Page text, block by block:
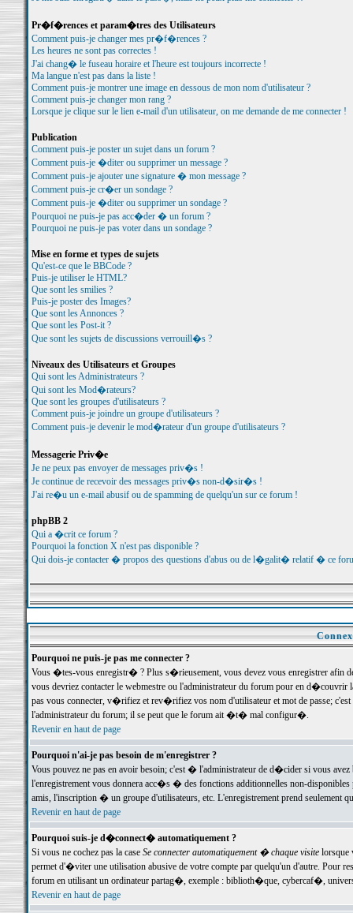
Pr�f�rences et param�tres des Utilisateurs
Comment puis-je changer mes pr�f�rences ?
Les heures ne sont pas correctes !
J'ai chang� le fuseau horaire et l'heure est toujours incorrecte !
Ma langue n'est pas dans la liste !
Comment puis-je montrer une image en dessous de mon nom d'utilisateur ?
Comment puis-je changer mon rang ?
Lorsque je clique sur le lien e-mail d'un utilisateur, on me demande de me connecter !
Publication
Comment puis-je poster un sujet dans un forum ?
Comment puis-je �diter ou supprimer un message ?
Comment puis-je ajouter une signature � mon message ?
Comment puis-je cr�er un sondage ?
Comment puis-je �diter ou supprimer un sondage ?
Pourquoi ne puis-je pas acc�der � un forum ?
Pourquoi ne puis-je pas voter dans un sondage ?
Mise en forme et types de sujets
Qu'est-ce que le BBCode ?
Puis-je utiliser le HTML?
Que sont les smilies ?
Puis-je poster des Images?
Que sont les Annonces ?
Que sont les Post-it ?
Que sont les sujets de discussions verrouill�s ?
Niveaux des Utilisateurs et Groupes
Qui sont les Administrateurs ?
Qui sont les Mod�rateurs?
Que sont les groupes d'utilisateurs ?
Comment puis-je joindre un groupe d'utilisateurs ?
Comment puis-je devenir le mod�rateur d'un groupe d'utilisateurs ?
Messagerie Priv�e
Je ne peux pas envoyer de messages priv�s !
Je continue de recevoir des messages priv�s non-d�sir�s !
J'ai re�u un e-mail abusif ou de spamming de quelqu'un sur ce forum !
phpBB 2
Qui a �crit ce forum ?
Pourquoi la fonction X n'est pas disponible ?
Qui dois-je contacter � propos des questions d'abus ou de l�galit� relatif � ce
Pourquoi ne puis-je pas me connecter ?
Vous �tes-vous enregistr� ? Plus s�rieusement, vous devez vous enregistrer
vous devriez contacter le webmestre ou l'administrateur du forum pour en
pas vous connecter, v�rifiez et rev�rifiez vos nom d'utilisateur et mot de passe;
l'administrateur du forum; il se peut que le forum ait �t� mal configur�.
Revenir en haut de page
Pourquoi n'ai-je pas besoin de m'enregistrer ?
Vous pouvez ne pas en avoir besoin; c'est � l'administrateur de d�cider si vous
l'enregistrement vous donnera acc�s � des fonctions additionnelles non-
amis, l'inscription � un groupe d'utilisateurs, etc. L'enregistrement prend seulement
Revenir en haut de page
Pourquoi suis-je d�connect� automatiquement ?
Si vous ne cochez pas la case Se connecter automatiquement � chaque visitelorsque
permet d'�viter une utilisation abusive de votre compte par quelqu'un d'autre. Pour
forum en utilisant un ordinateur partag�, exemple : biblioth�que, cybercaf�,
Revenir en haut de page